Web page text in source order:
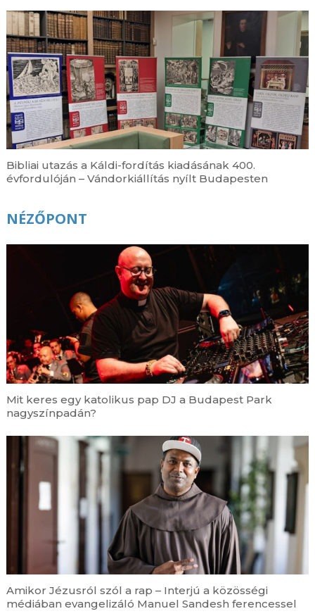
Bibliai utazás a Káldi-fordítás kiadásának 400.
évfordulóján – Vándorkiállítás nyílt Budapesten
NÉZŐPONT
Mit keres egy katolikus pap DJ a Budapest Park
nagyszínpadán?
Amikor Jézusról szól a rap – Interjú a közösségi
médiában evangelizáló Manuel Sandesh ferencessel